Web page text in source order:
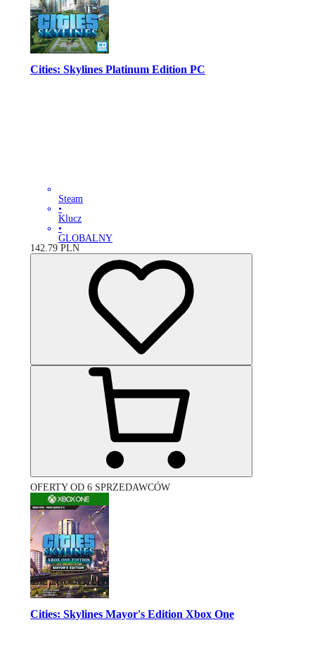
Cities: Skylines Platinum Edition PC
Steam
•
Klucz
•
GLOBALNY
142.79 PLN
OFERTY OD 6 SPRZEDAWCÓW
Cities: Skylines Mayor's Edition Xbox One